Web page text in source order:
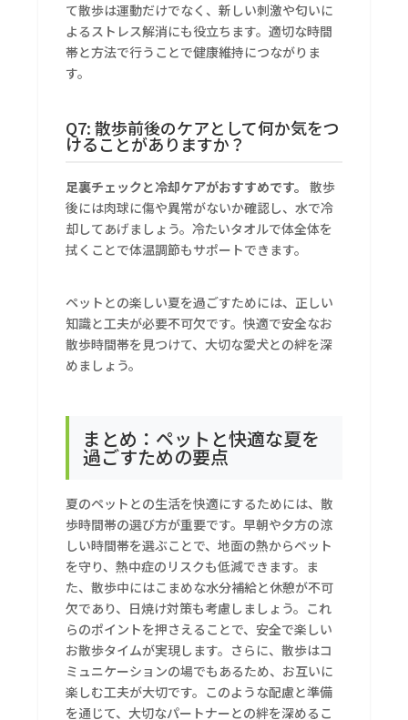
て散歩は運動だけでなく、新しい刺激や匂いに
よるストレス解消にも役立ちます。適切な時間
帯と方法で行うことで健康維持につながりま
す。
Q7: 散歩前後のケアとして何か気をつ
けることがありますか？
足裏チェックと冷却ケアがおすすめです。 散歩
後には肉球に傷や異常がないか確認し、水で冷
却してあげましょう。冷たいタオルで体全体を
拭くことで体温調節もサポートできます。
ペットとの楽しい夏を過ごすためには、正しい
知識と工夫が必要不可欠です。快適で安全なお
散歩時間帯を見つけて、大切な愛犬との絆を深
めましょう。
まとめ：ペットと快適な夏を
過ごすための要点
夏のペットとの生活を快適にするためには、散
歩時間帯の選び方が重要です。早朝や夕方の涼
しい時間帯を選ぶことで、地面の熱からペット
を守り、熱中症のリスクも低減できます。ま
た、散歩中にはこまめな水分補給と休憩が不可
欠であり、日焼け対策も考慮しましょう。これ
らのポイントを押さえることで、安全で楽しい
お散歩タイムが実現します。さらに、散歩はコ
ミュニケーションの場でもあるため、お互いに
楽しむ工夫が大切です。このような配慮と準備
を通じて、大切なパートナーとの絆を深めるこ